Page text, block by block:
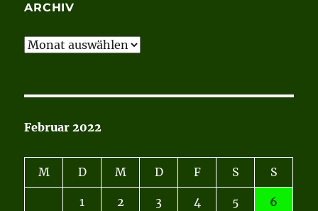
ARCHIV
Archiv
Februar 2022
M D M D F S S
1 2 3 4 5 6